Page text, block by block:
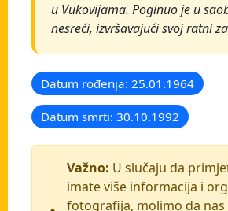
u Vukovijama. Poginuo je u
nesreći, izvršavajući svoj ratni
Datum rođenja: 25.01.1964
Datum smrti: 30.10.1992
Važno: U slučaju da
imate više informacija i
fotografija, molimo da